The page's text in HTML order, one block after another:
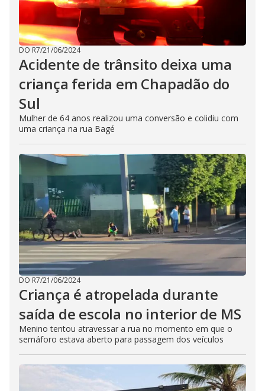
DO R7/21/06/2024
Acidente de trânsito deixa uma
criança ferida em Chapadão do
Sul
Mulher de 64 anos realizou uma conversão e colidiu com
uma criança na rua Bagé
DO R7/21/06/2024
Criança é atropelada durante
saída de escola no interior de MS
Menino tentou atravessar a rua no momento em que o
semáforo estava aberto para passagem dos veículos